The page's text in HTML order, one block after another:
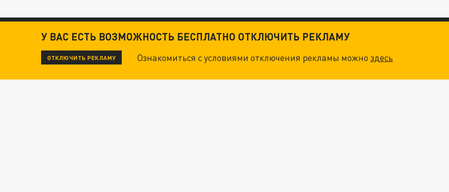
У ВАС ЕСТЬ ВОЗМОЖНОСТЬ БЕСПЛАТНО ОТКЛЮЧИТЬ РЕКЛАМУ
ОТКЛЮЧИТЬ РЕКЛАМУ Ознакомиться с условиями отключения рекламы можноздесь